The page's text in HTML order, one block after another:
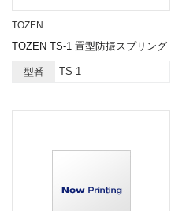
TOZEN
TOZEN TS-1 置型防振スプリング
型番 TS-1